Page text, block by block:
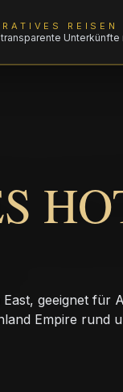
REISEN
geeignet für
Empire rund